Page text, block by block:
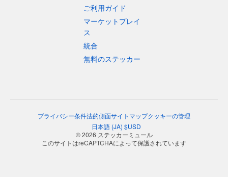
ご利用ガイド
マーケットプレイ
ス
統合
無料のステッカー
プライバシー条件法的側面サイトマップクッキーの管理
日本語(JA) $USD
© 2026 ステッカーミュール
このサイトはreCAPTCHAによって保護されています